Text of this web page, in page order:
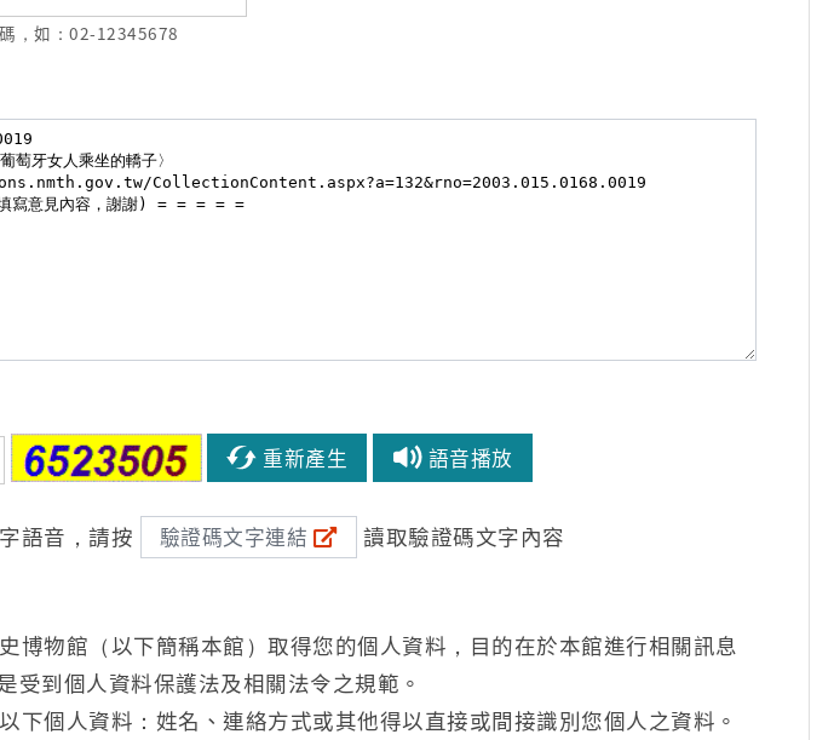
，如：02-12345678
重新產生 語音播放
語音，請按 驗證碼文字連結 讀取驗證碼文字內容
博物館（以下簡稱本館）取得您的個人資料，目的在於本館進行相關訊息
受到個人資料保護法及相關法令之規範。
下個人資料：姓名、連絡方式或其他得以直接或間接識別您個人之資料。